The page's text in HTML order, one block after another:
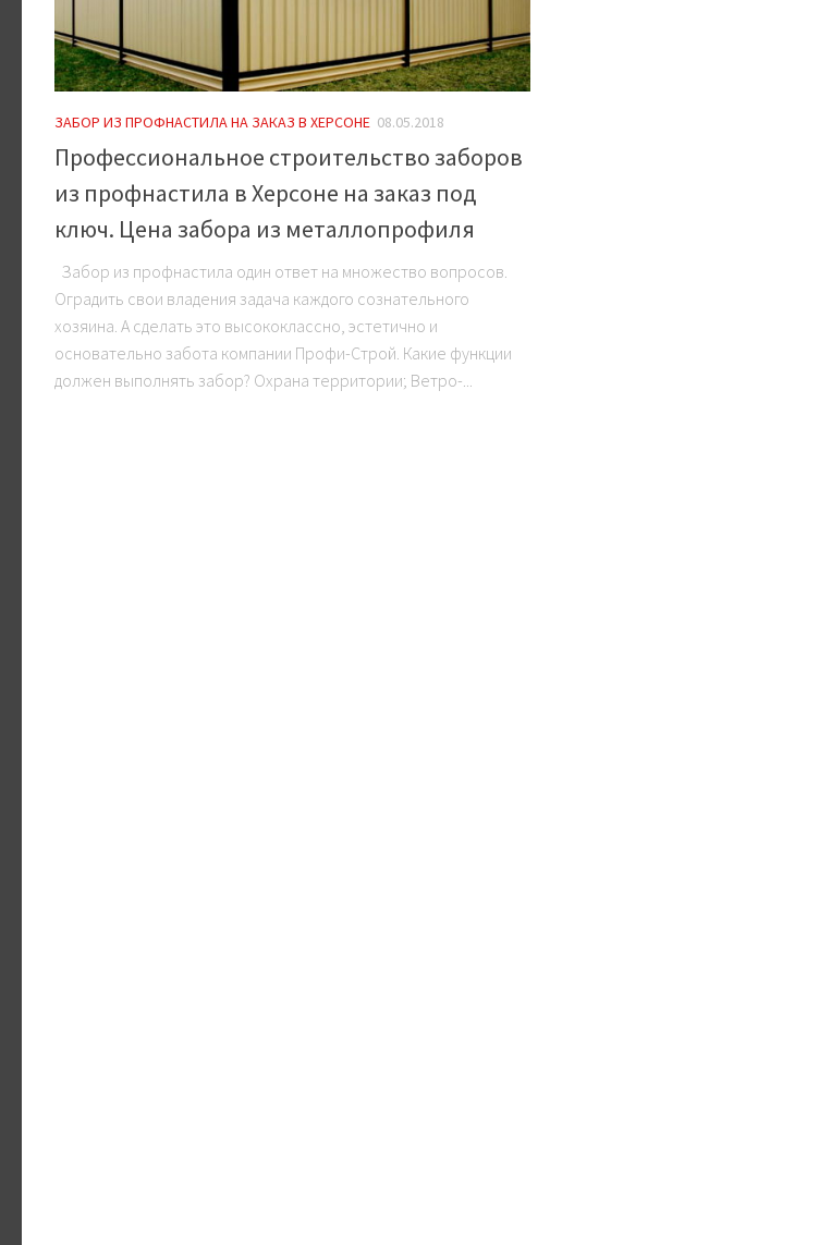
ЗАБОР ИЗ ПРОФНАСТИЛА НА ЗАКАЗ В ХЕРСОНЕ 08.05.2018
Профессиональное строительство заборов
из профнастила в Херсоне на заказ под
ключ. Цена забора из металлопрофиля
Забор из профнастила один ответ на множество вопросов.
Оградить свои владения задача каждого сознательного
хозяина. А сделать это высококлассно, эстетично и
основательно забота компании Профи-Строй. Какие функции
должен выполнять забор? Охрана территории; Ветро-...